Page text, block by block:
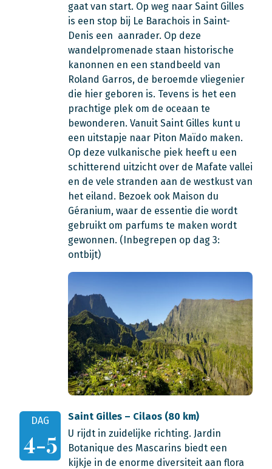
gaat van start. Op weg naar Saint Gilles
is een stop bij Le Barachois in Saint-
Denis een aanrader. Op deze
wandelpromenade staan historische
kanonnen en een standbeeld van
Roland Garros, de beroemde vliegenier
die hier geboren is. Tevens is het een
prachtige plek om de oceaan te
bewonderen. Vanuit Saint Gilles kunt u
een uitstapje naar Piton Maïdo maken.
Op deze vulkanische piek heeft u een
schitterend uitzicht over de Mafate vallei
en de vele stranden aan de westkust van
het eiland. Bezoek ook Maison du
Géranium, waar de essentie die wordt
gebruikt om parfums te maken wordt
gewonnen. (Inbegrepen op dag 3:
ontbijt)
DAG
4-5
Saint Gilles – Cilaos (80 km)
U rijdt in zuidelijke richting. Jardin
Botanique des Mascarins biedt een
kijkje in de enorme diversiteit aan flora